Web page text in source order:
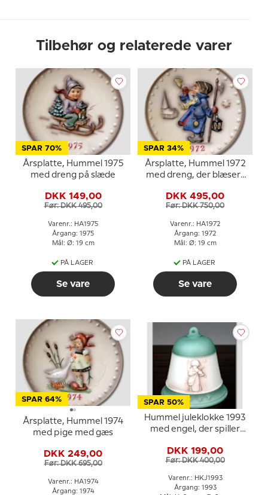
Tilbehør og relaterede varer
SPAR 70%
Årsplatte, Hummel 1975
med dreng på slæde
DKK 149,00
Før: DKK 495,00
Varenr.: HA1975
Årgang: 1975
Mål: Ø: 19 cm
PÅ LAGER
Se vare
SPAR 34%
Årsplatte, Hummel 1972
med dreng, der blæser i
DKK 495,00
Før: DKK 750,00
Varenr.: HA1972
Årgang: 1972
Mål: Ø: 19 cm
PÅ LAGER
Se vare
SPAR 64%
Årsplatte, Hummel 1974
med pige med gæs
DKK 249,00
Før: DKK 695,00
Varenr.: HA1974
Årgang: 1974
SPAR 50%
Hummel juleklokke 1993
med engel, der spiller
DKK 199,00
Før: DKK 400,00
Varenr.: HKJ1993
Årgang: 1993